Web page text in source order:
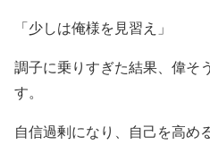
「少しは俺様を見習え」
調子に乗りすぎた結果、偉そ
す。
自信過剰になり、自己を高め